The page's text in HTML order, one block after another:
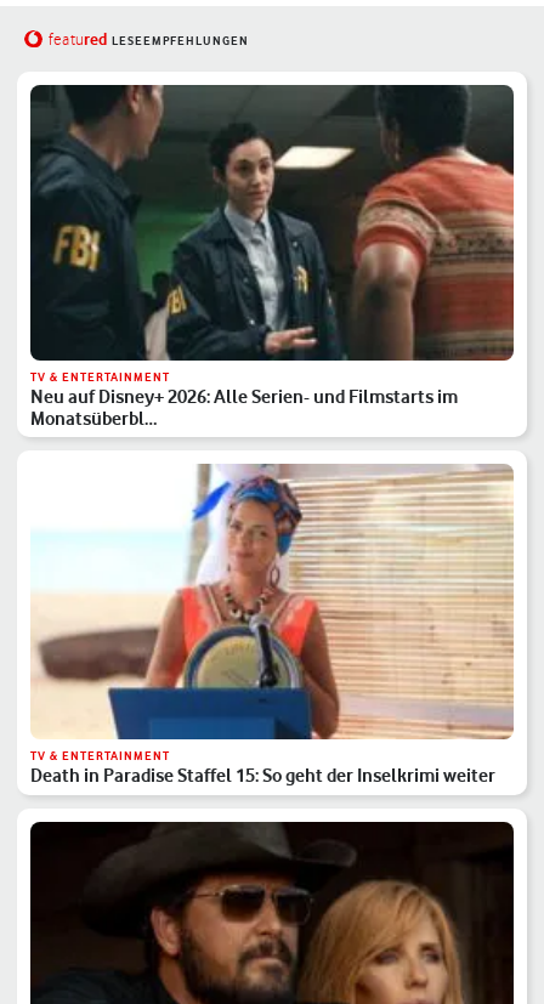
featured LESEEMPFEHLUNGEN
TV & ENTERTAINMENT
Neu auf Disney+ 2026: Alle Serien- und Filmstarts im
Monatsüberbl…
TV & ENTERTAINMENT
Death in Paradise Staffel 15: So geht der Inselkrimi weiter